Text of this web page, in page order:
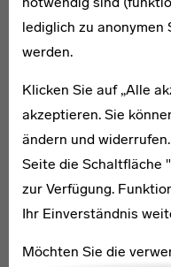
lediglich zu
werden.
Klicken Sie auf „Alle
akzeptieren. Sie
ändern und
Seite die Schaltfläche
zur Verfügung.
Ihr Einverständnis
Möchten Sie die
Bauhaus-Schachspiel (Modell